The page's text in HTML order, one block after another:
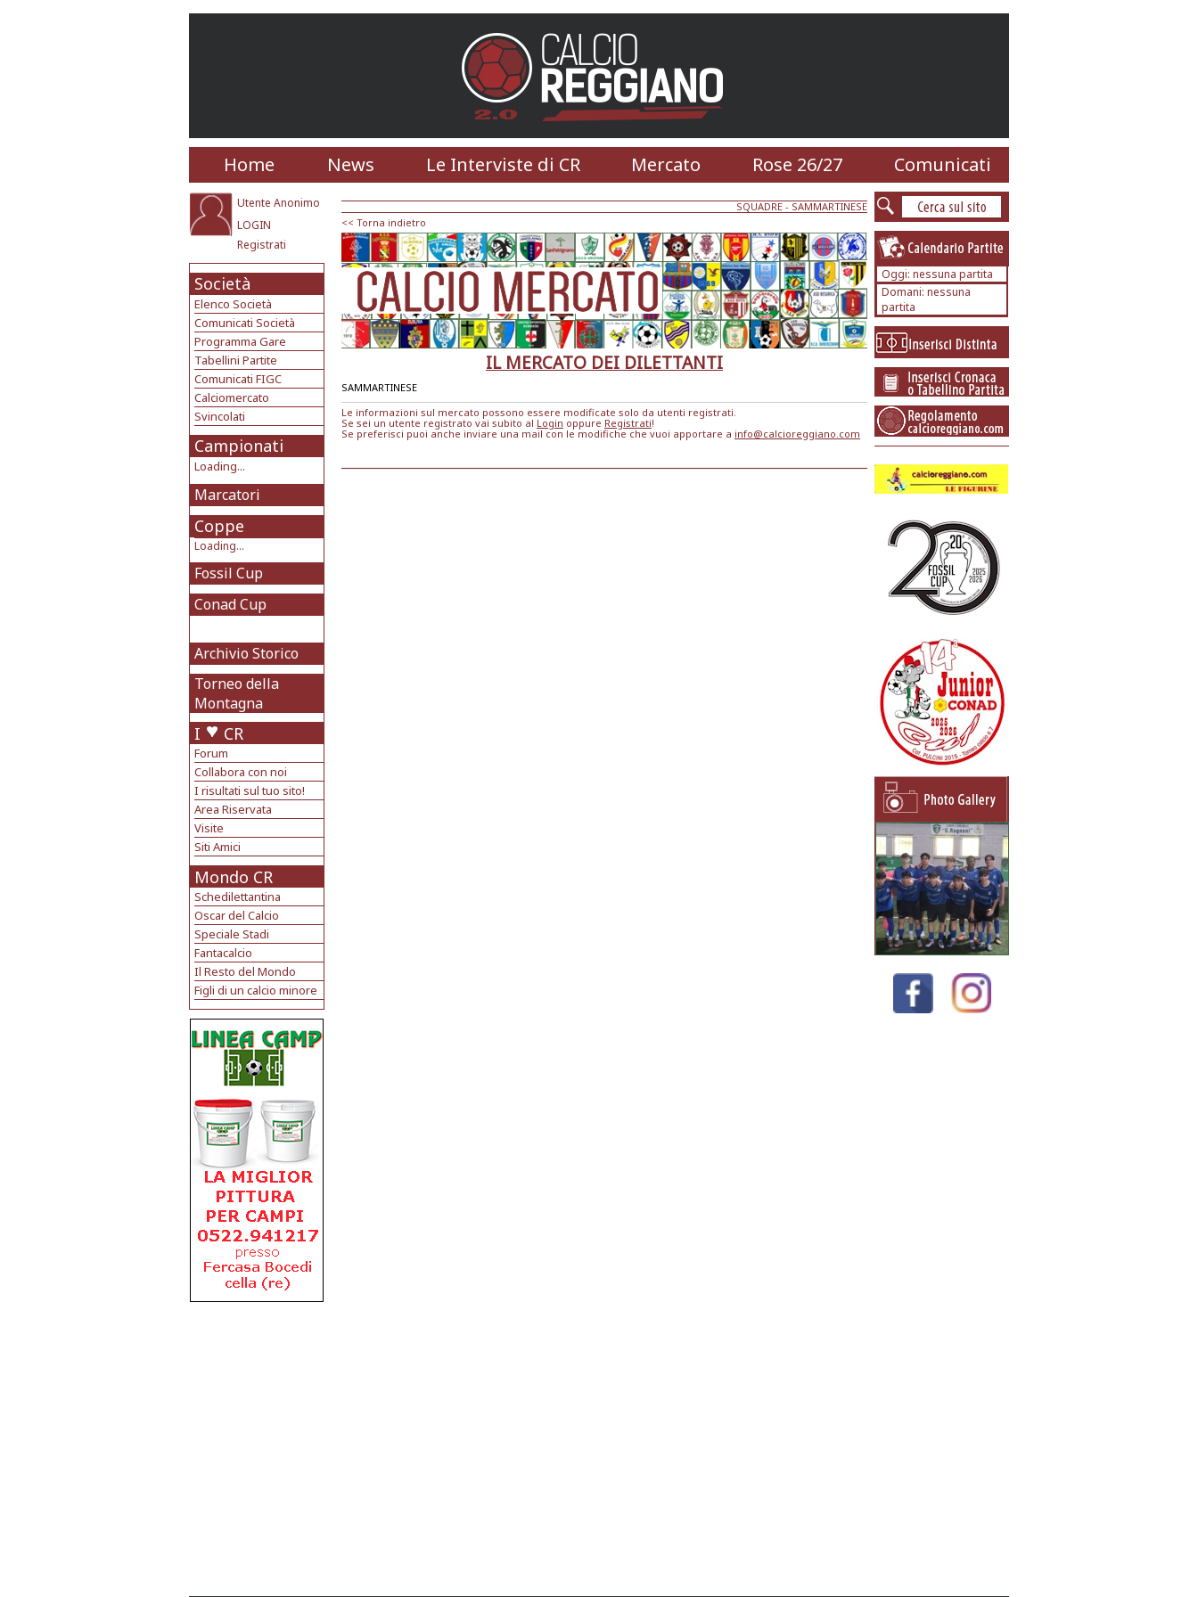
Home News Le Interviste di CR Mercato Rose 26/27 Comunicati
Utente Anonimo
LOGIN
Registrati
Società
Elenco Società
Comunicati Società
Programma Gare
Tabellini Partite
Comunicati FIGC
Calciomercato
Svincolati
Campionati
Loading...
Marcatori
Coppe
Loading...
Fossil Cup
Conad Cup
Archivio Storico
Torneo della
Montagna
I CR
Forum
Collabora con noi
I risultati sul tuo sito!
Area Riservata
Visite
Siti Amici
Mondo CR
Schedilettantina
Oscar del Calcio
Speciale Stadi
Fantacalcio
Il Resto del Mondo
Figli di un calcio minore
SQUADRE - SAMMARTINESE
<< Torna indietro
IL MERCATO DEI DILETTANTI
SAMMARTINESE
Le informazioni sul mercato possono essere modificate solo da utenti registrati.
Se sei un utente registrato vai subito al Login oppure Registrati!
Se preferisci puoi anche inviare una mail con le modifiche che vuoi apportare a info@calcioreggiano.com
Oggi: nessuna partita
Domani: nessuna
partita